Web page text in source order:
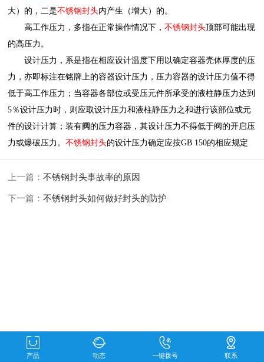
大）的，二是不锈钢封头内产生（增大）的。
高工作压力，多指在正常操作情况下，不锈钢封头顶部可能出现
的高压力。
设计压力，系是指在相应设计温度下用以确定容器壳体厚度的压
力，亦即标注在铭牌上的容器设计压力，压力容器的设计压力值不得
低于高工作压力；当容器各部位或受压元件所承受的液柱静压力达到
5％设计压力时，则应取设计压力和液柱静压力之和进行该部位或元
件的设计计算；装有阀 的压力容器，其设计压力不得低于阀的开启压
力或爆破压力。不锈钢封头的设计压力确定应按GB 150的相应规定
上一篇：不锈钢封头事故率的原因
下一篇：不锈钢封头如何做好封头的防护
产品 动态 一键拨号 联系